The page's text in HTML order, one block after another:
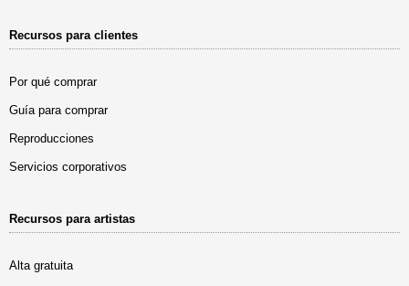
Recursos para clientes
Por qué comprar
Guía para comprar
Reproducciones
Servicios corporativos
Recursos para artistas
Alta gratuita